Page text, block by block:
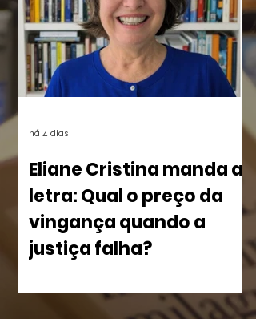
redes.
Eliane Cristina manda a
letra: Qual o preço da
vingança quando a
justiça falha?
imperdoável, Eliane Cristina, mostra
há 4 dias